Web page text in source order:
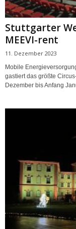
Stuttgarter
MEEVI-rent
11. Dezember 2023
Mobile
gastiert das größte
Dezember bis Anfang